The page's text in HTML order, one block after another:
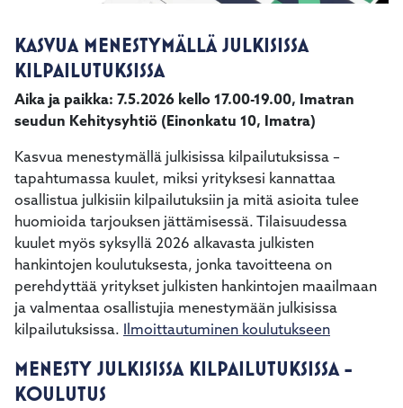
KASVUA MENESTYMÄLLÄ JULKISISSA
KILPAILUTUKSISSA
Aika ja paikka: 7.5.2026 kello 17.00-19.00, Imatran
seudun Kehitysyhtiö (Einonkatu 10, Imatra)
Kasvua menestymällä julkisissa kilpailutuksissa –
tapahtumassa kuulet, miksi yrityksesi kannattaa
osallistua julkisiin kilpailutuksiin ja mitä asioita tulee
huomioida tarjouksen jättämisessä. Tilaisuudessa
kuulet myös syksyllä 2026 alkavasta julkisten
hankintojen koulutuksesta, jonka tavoitteena on
perehdyttää yritykset julkisten hankintojen maailmaan
ja valmentaa osallistujia menestymään julkisissa
kilpailutuksissa.
Ilmoittautuminen koulutukseen
MENESTY JULKISISSA KILPAILUTUKSISSA -
KOULUTUS